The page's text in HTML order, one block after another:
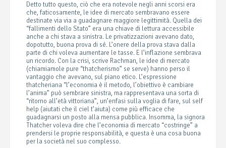
Detto tutto questo, ciò che era notevole negli anni scorsi era
che, faticosamente, le idee di mercato sembravano essere
destinate via via a guadagnare maggiore legittimità. Quella dei
“fallimenti dello Stato” era una chiave di lettura accessibile
anche a chi stava a sinistra. Le privatizzazioni avevano dato,
dopotutto, buona prova di sé. L’onere della prova stava dalla
parte di chi voleva aumentare le tasse. E l’inflazione sembrava
un ricordo. Con la crisi, scrive Rachman, le idee di mercato
(chiamiamole pure “thatcherismo” se serve) hanno perso il
vantaggio che avevano, sul piano etico. L’espressione
thatcheriana “l’economia è il metodo, l’obiettivo è cambiare
l’anima” può sembrare sinistra, ma rappresentava una sorta di
“ritorno all’età vittoriana”, un’enfasi sulla voglia di fare, sul self
help (aiutati che il ciel t’aiuta) come più efficace che
guadagnarsi un posto alla mensa pubblica. Insomma, la signora
Thatcher voleva dire che l’economia di mercato “costringe” a
prendersi le proprie responsabilità, e questa è una cosa buona
per la società nel suo complesso.